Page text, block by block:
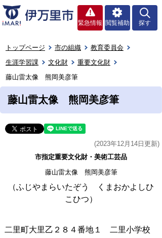
緊急情報 閲覧補助 探す
トップページ 市の組織
教育委員会
生涯学習課
文化財
重要文化財
藤山雷太像 熊岡美彦筆
藤山雷太像 熊岡美彦筆
(2023年12月14日更新)
市指定重要文化財・美術工芸品
藤山雷太像 熊岡美彦筆
（ふじやまらいたぞう くまおかよしひ
こひつ）
二里町大里乙２８４番地１ 二里小学校